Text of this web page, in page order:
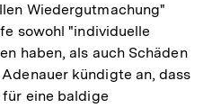
Wiedergutmachung"
sowohl "individuelle
haben, als auch Schäden
kündigte an, dass
eine baldige